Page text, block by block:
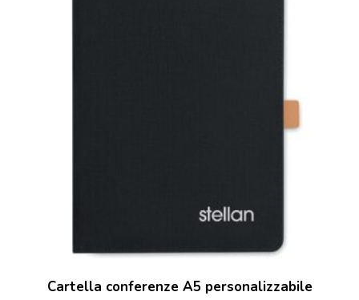
Cartella conferenze A5 personalizzabile